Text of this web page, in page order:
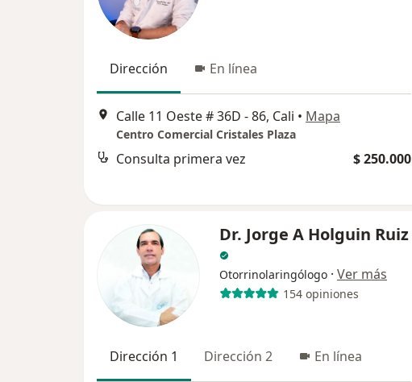
Dirección En línea
Calle 11 Oeste # 36D - 86, Cali • Mapa
Centro Comercial Cristales Plaza
Consulta primera vez $ 250.000
Dr. Jorge A Holguin Ruiz
Otorrinolaringólogo · Ver más
154 opiniones
Dirección 1 Dirección 2 En línea